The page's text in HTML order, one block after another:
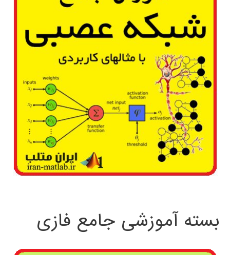
بسته آموزشی جامع فازی